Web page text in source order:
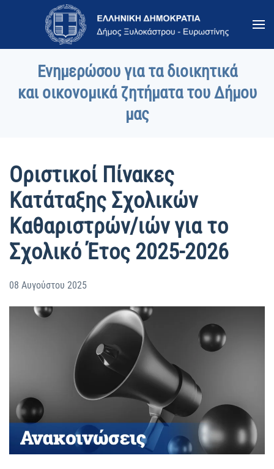
Skip to main content
Ενημερώσου για τα διοικητικά
και οικονομικά ζητήματα του Δήμου
μας
Οριστικοί Πίνακες
Κατάταξης Σχολικών
Καθαριστρών/ιών για το
Σχολικό Έτος 2025-2026
08 Αυγούστου 2025